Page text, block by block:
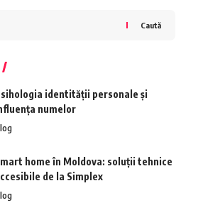
Caută
identității personale și
numelor
home în Moldova: soluții tehnice
de la Simplex